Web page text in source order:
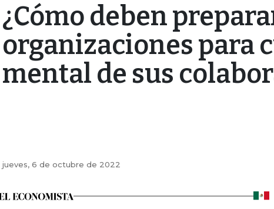
¿Cómo deben
organizaciones para
mental de sus
jueves, 6 de octubre de 2022